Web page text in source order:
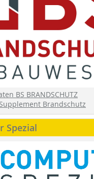
BS BRANDSCHUTZ
Brandschutz
Spezial